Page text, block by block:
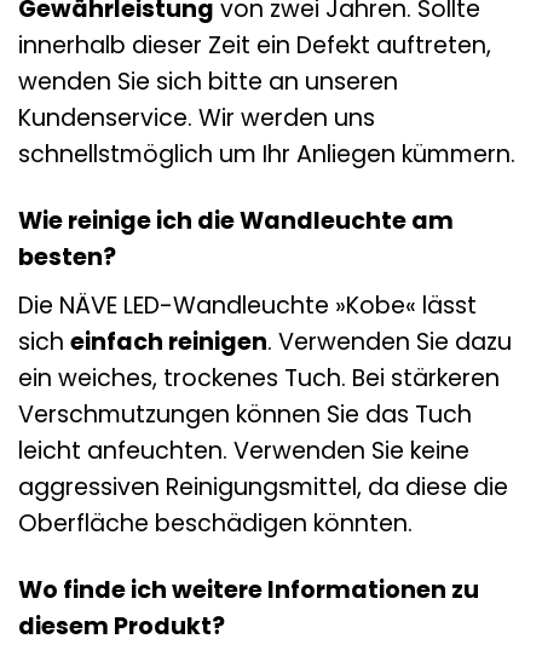
Gewährleistung von zwei Jahren. Sollte
innerhalb dieser Zeit ein Defekt auftreten,
wenden Sie sich bitte an unseren
Kundenservice. Wir werden uns
schnellstmöglich um Ihr Anliegen kümmern.
Wie reinige ich die Wandleuchte am
besten?
Die NÄVE LED-Wandleuchte »Kobe« lässt
sich einfach reinigen. Verwenden Sie dazu
ein weiches, trockenes Tuch. Bei stärkeren
Verschmutzungen können Sie das Tuch
leicht anfeuchten. Verwenden Sie keine
aggressiven Reinigungsmittel, da diese die
Oberfläche beschädigen könnten.
Wo finde ich weitere Informationen zu
diesem Produkt?